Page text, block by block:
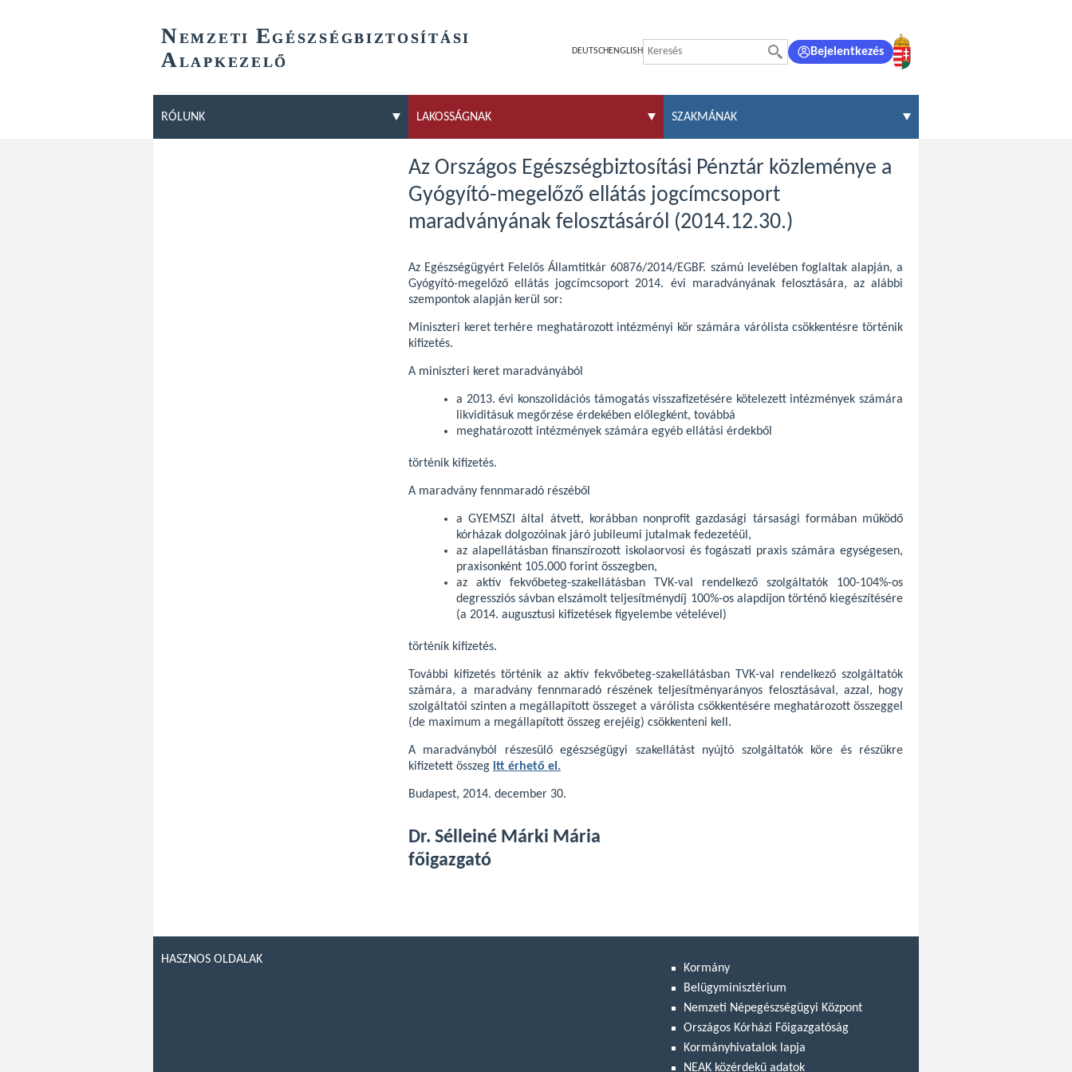
NEMZETI EGÉSZSÉGBIZTOSÍTÁSI
ALAPKEZELŐ
DEUTSCH ENGLISH Bejelentkezés
RÓLUNK LAKOSSÁGNAK SZAKMÁNAK
Az Országos Egészségbiztosítási Pénztár közleménye a
Gyógyító-megelőző ellátás jogcímcsoport
maradványának felosztásáról (2014.12.30.)
Az Egészségügyért Felelős Államtitkár 60876/2014/EGBF. számú levelében foglaltak alapján, a
Gyógyító-megelőző ellátás jogcímcsoport 2014. évi maradványának felosztására, az alábbi
szempontok alapján kerül sor:
Miniszteri keret terhére meghatározott intézményi kör számára várólista csökkentésre történik
kifizetés.
A miniszteri keret maradványából
a 2013. évi konszolidációs támogatás visszafizetésére kötelezett intézmények számára
likviditásuk megőrzése érdekében előlegként, továbbá
meghatározott intézmények számára egyéb ellátási érdekből
történik kifizetés.
A maradvány fennmaradó részéből
a GYEMSZI által átvett, korábban nonprofit gazdasági társasági formában működő
kórházak dolgozóinak járó jubileumi jutalmak fedezetéül,
az alapellátásban finanszírozott iskolaorvosi és fogászati praxis számára egységesen,
praxisonként 105.000 forint összegben,
az aktív fekvőbeteg-szakellátásban TVK-val rendelkező szolgáltatók 100-104%-os
degressziós sávban elszámolt teljesítménydíj 100%-os alapdíjon történő kiegészítésére
(a 2014. augusztusi kifizetések figyelembe vételével)
történik kifizetés.
További kifizetés történik az aktív fekvőbeteg-szakellátásban TVK-val rendelkező szolgáltatók
számára, a maradvány fennmaradó részének teljesítményarányos felosztásával, azzal, hogy
szolgáltatói szinten a megállapított összeget a várólista csökkentésére meghatározott összeggel
(de maximum a megállapított összeg erejéig) csökkenteni kell.
A maradványból részesülő egészségügyi szakellátást nyújtó szolgáltatók köre és részükre
kifizetett összeg itt érhető el.
Budapest, 2014. december 30.
Dr. Sélleiné Márki Mária
főigazgató
HASZNOS OLDALAK
Kormány
Belügyminisztérium
Nemzeti Népegészségügyi Központ
Országos Kórházi Főigazgatóság
Kormányhivatalok lapja
NEAK közérdekű adatok